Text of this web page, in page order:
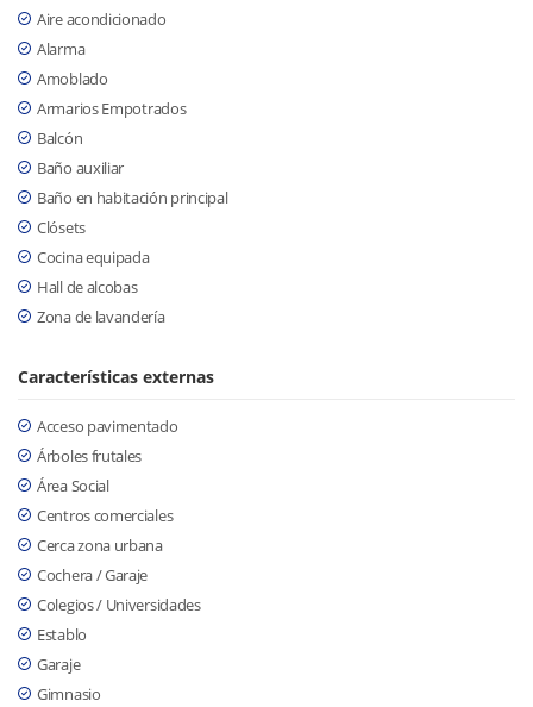
Aire acondicionado
Alarma
Amoblado
Armarios Empotrados
Balcón
Baño auxiliar
Baño en habitación principal
Clósets
Cocina equipada
Hall de alcobas
Zona de lavandería
Características externas
Acceso pavimentado
Árboles frutales
Área Social
Centros comerciales
Cerca zona urbana
Cochera / Garaje
Colegios / Universidades
Establo
Garaje
Gimnasio